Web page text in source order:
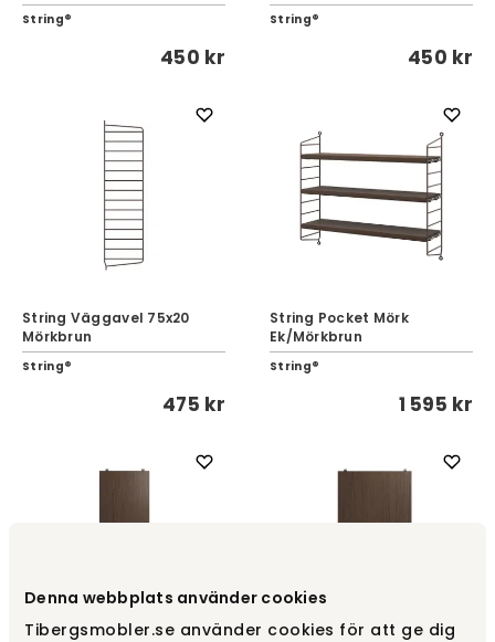
Denna webbplats använder cookies
Tibergsmobler.se använder cookies för att ge dig
String®
450 kr
String®
450 kr
String Väggavel 75x20
Mörkbrun
String®
475 kr
String Pocket Mörk
Ek/Mörkbrun
String®
1 595 kr